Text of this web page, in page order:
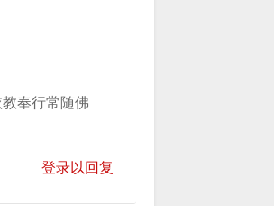
奉行常随佛
登录以回复